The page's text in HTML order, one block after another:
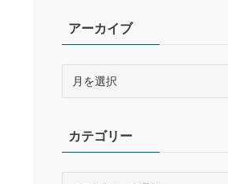
アーカイブ
ブカテゴリー